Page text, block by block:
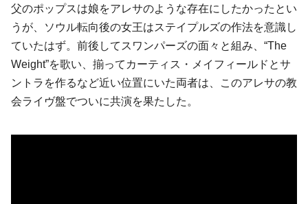
父のポップスは娘をアレサのような存在にしたかったとい
うが、ソウル転向後の女王はステイプルズの作法を意識し
ていたはず。前後してスワンパーズの面々と組み、“The
Weight”を歌い、揃ってカーティス・メイフィールドとサ
ントラを作るなど近い位置にいた両者は、このアレサの教
会ライヴ盤でついに共演を果たした。